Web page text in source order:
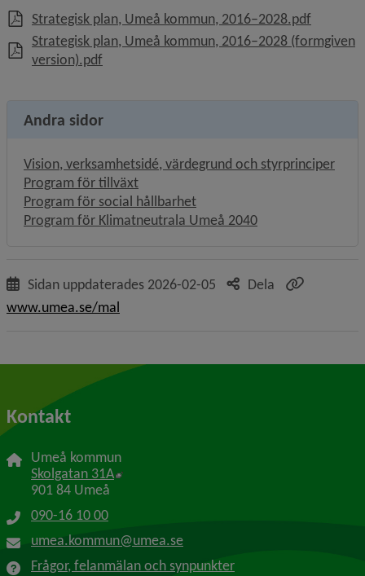
Strategisk plan, Umeå kommun, 2016–2028.pdf, 102.7
Strategisk plan, Umeå kommun, 2016–2028 (formgiven
version).pdf, 4.1 MB, öppnas i nytt fönster.
Andra sidor
Vision, verksamhetsidé, värdegrund och styrprinciper
Program för tillväxt
Program för social hållbarhet
Program för Klimatneutrala Umeå 2040
Sidan uppdaterades 2026-02-05
Dela
www.umea.se/mal
Kontakt
Umeå kommun
Skolgatan 31A Länk till annan webbplats, öppnas i nytt
901 84 Umeå
090-16 10 00
umea.kommun@umea.se
Frågor, felanmälan och synpunkter